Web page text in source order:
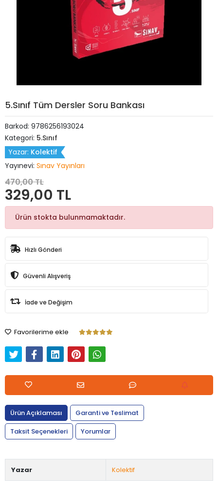
5.Sınıf Tüm Dersler Soru Bankası
Barkod: 9786256193024
Kategori: 5.Sınıf
Yazar: Kolektif
Yayınevi: Sınav Yayınları
470,00 TL
329,00 TL
Ürün stokta bulunmamaktadır.
Hızlı Gönderi
Güvenli Alışveriş
İade ve Değişim
Favorilerime ekle
Ürün Açıklaması
Garanti ve Teslimat
Taksit Seçenekleri
Yorumlar
Yazar Kolektif